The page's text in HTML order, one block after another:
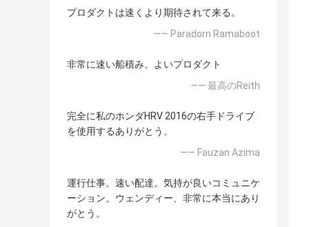
プロダクトは速くより期待されて来る。
—— Paradorn Ramaboot
非常に速い船積み。よいプロダクト
—— 最高のReith
完全に私のホンダHRV 2016の右手ドライブ
を使用するありがとう。
—— Fauzan Azima
運行仕事。速い配達。気持が良いコミュニケ
ーション。ウェンディー、非常に本当にあり
がとう。